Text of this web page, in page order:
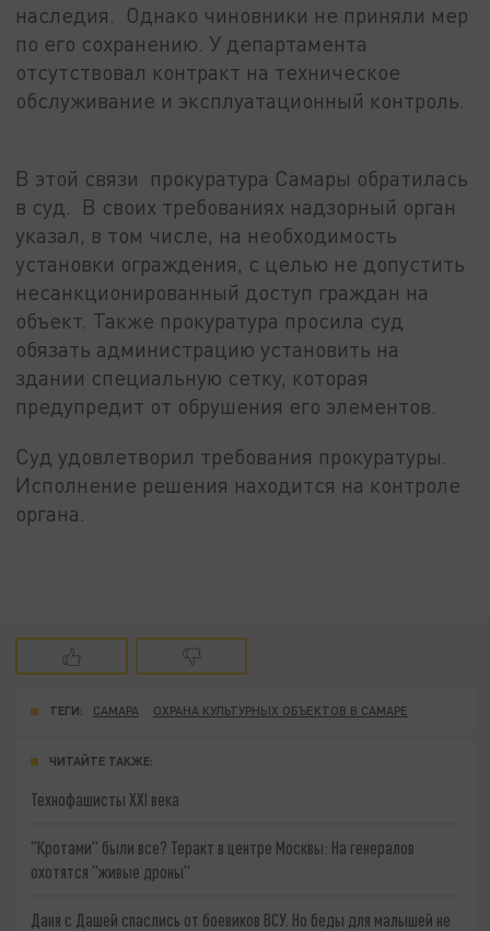
наследия. Однако чиновники не приняли мер
по его сохранению. У департамента
отсутствовал контракт на техническое
обслуживание и эксплуатационный контроль.
В этой связи прокуратура Самары обратилась
в суд. В своих требованиях надзорный орган
указал, в том числе, на необходимость
установки ограждения, с целью не допустить
несанкционированный доступ граждан на
объект. Также прокуратура просила суд
обязать администрацию установить на
здании специальную сетку, которая
предупредит от обрушения его элементов.
Суд удовлетворил требования прокуратуры.
Исполнение решения находится на контроле
органа.
ТЕГИ: САМАРА ОХРАНА КУЛЬТУРНЫХ ОБЪЕКТОВ В САМАРЕ
ЧИТАЙТЕ ТАКЖЕ:
Технофашисты XXI века
"Кротами" были все? Теракт в центре Москвы: На генералов
охотятся "живые дроны"
Даня с Дашей спаслись от боевиков ВСУ. Но беды для малышей не